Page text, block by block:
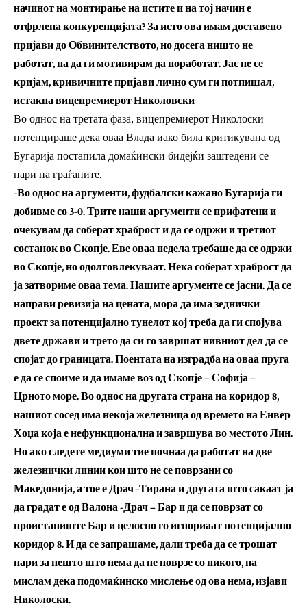
начинот на монтирање на истите и на тој начин е
отфрлена конкуренцијата? За исто ова имам доставено
пријави до Обвинителството, но досега ништо не
работат, па да ги мотивирам да поработат. Јас не се
кријам, кривичните пријави лично сум ги потпишал,
истакна вицепремиерот Николовски
Во однос на третата фаза, вицепремиерот Николоски
потенцираше дека оваа Влада иако била критикувана од
Бугарија постапила домаќински бидејќи заштедени се
пари на граѓаните.
-Во однос на аргументи, фудбалски кажано Бугарија ги
добивме со 3-0. Трите наши аргументи се прифатени и
очекувам да соберат храброст и да се одржи и третиот
состанок во Скопје. Еве оваа недела требаше да се одржи
во Скопје, но одолговлекуваат. Нека соберат храброст да
ја затвориме оваа тема. Нашите аргументе се јасни. Да се
направи ревизија на цената, мора да има зеднички
проект за потенцијално тунелот кој треба да ги спојува
двете држави и трето да си го завршат нивниот дел да се
спојат до границата. Поентата на изградба на оваа пруга
е да се споиме и да имаме воз од Скопје – Софија –
Црното море. Во однос на другата страна на коридор 8,
нашиот сосед има некоја железница од времето на Енвер
Хоџа која е нефункционална и завршува во местото Лин.
Но ако следете медиуми тие почнаа да работат на две
железнички линии кои што не се поврзани со
Македонија, а тое е Драч -Тирана и другата што сакаат ја
да градат е од Валона -Драч – Бар и да се поврзат со
проистаниште Бар и целосно го игнориаат потенцијално
коридор 8. И да се запрашаме, дали треба да се трошат
пари за нешто што нема да не поврзе со никого, па
мислам дека подомаќинско мислење од ова нема, изјави
Николоски.